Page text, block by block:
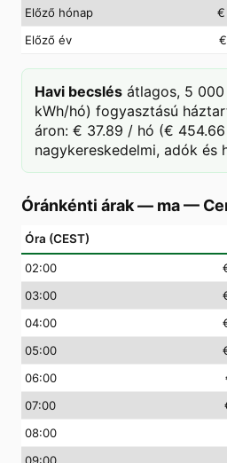
Előző hónap
€
Előző év
Havi becslés átlagos, 5
kWh/hó) fogyasztású
áron: € 37.89 / hó (€
nagykereskedelmi, adók és
Óránkénti árak — ma—
Óra (CEST)
02:00
03:00
04:00
05:00
06:00
07:00
08:00